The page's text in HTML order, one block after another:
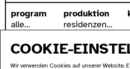
program
alle...
festivals...
archiv...
produktion
residenzen...
videos...
workshops...
COOKIE-
Wir verwenden Cookies auf unserer Website.